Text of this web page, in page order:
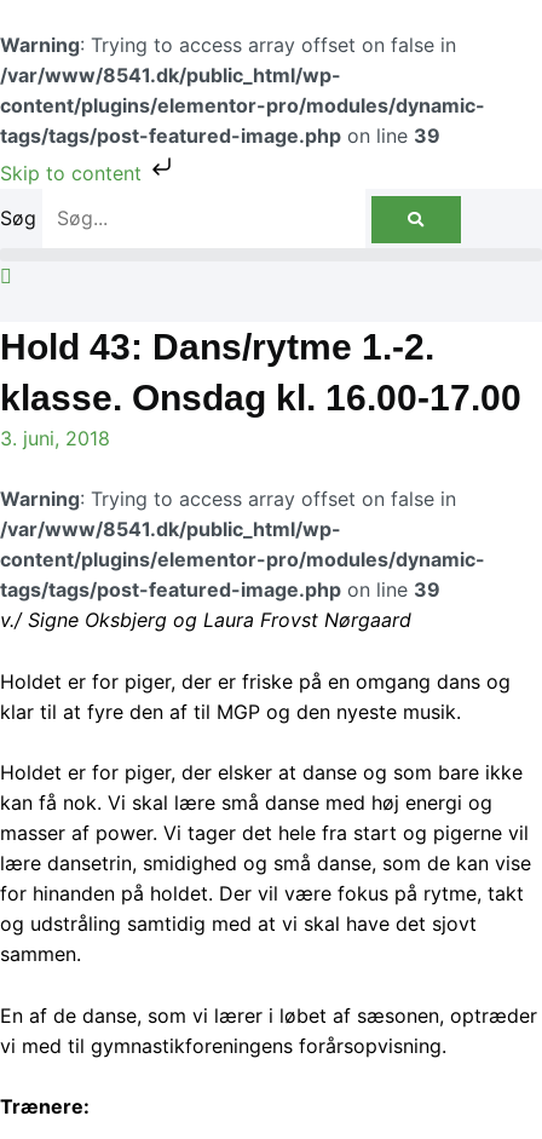
Warning: Trying to access array offset on false in
/var/www/8541.dk/public_html/wp-
content/plugins/elementor-pro/modules/dynamic-
tags/tags/post-featured-image.php on line 39
Skip to content
til
indholdet
Søg
Hold 43: Dans/rytme 1.-2.
klasse. Onsdag kl. 16.00-17.00
3. juni, 2018
Warning: Trying to access array offset on false in
/var/www/8541.dk/public_html/wp-
content/plugins/elementor-pro/modules/dynamic-
tags/tags/post-featured-image.php on line 39
v./ Signe Oksbjerg og Laura Frovst Nørgaard
Holdet er for piger, der er friske på en omgang dans og
klar til at fyre den af til MGP og den nyeste musik.
Holdet er for piger, der elsker at danse og som bare ikke
kan få nok. Vi skal lære små danse med høj energi og
masser af power. Vi tager det hele fra start og pigerne vil
lære dansetrin, smidighed og små danse, som de kan vise
for hinanden på holdet. Der vil være fokus på rytme, takt
og udstråling samtidig med at vi skal have det sjovt
sammen.
En af de danse, som vi lærer i løbet af sæsonen, optræder
vi med til gymnastikforeningens forårsopvisning.
Trænere: